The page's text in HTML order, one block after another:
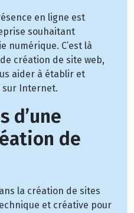
en ligne est
souhaitant
numérique. C’est là
création de site web,
aider à établir et
sur Internet.
d’une
de
la création de sites
et créative pour